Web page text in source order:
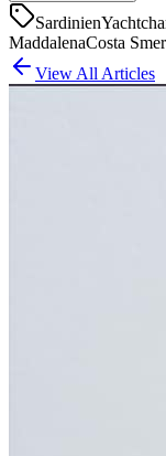
Sardinien
MaddalenaCosta
View All Articles